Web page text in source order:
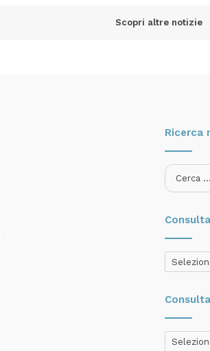
Scopri altre notizie
Ricerca
Consulta
l’archivio
Consulta